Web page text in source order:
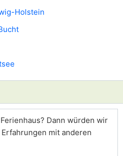
Holstein
Dann würden wir
mit anderen